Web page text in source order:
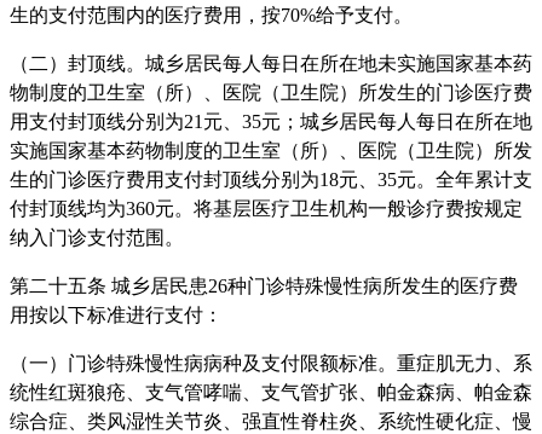
生的支付范围内的医疗费用，按70%给予支付。
（二）封顶线。城乡居民每人每日在所在地未实施国家基本药
物制度的卫生室（所）、医院（卫生院）所发生的门诊医疗费
用支付封顶线分别为21元、35元；城乡居民每人每日在所在地
实施国家基本药物制度的卫生室（所）、医院（卫生院）所发
生的门诊医疗费用支付封顶线分别为18元、35元。全年累计支
付封顶线均为360元。将基层医疗卫生机构一般诊疗费按规定
纳入门诊支付范围。
第二十五条 城乡居民患26种门诊特殊慢性病所发生的医疗费
用按以下标准进行支付：
（一）门诊特殊慢性病病种及支付限额标准。重症肌无力、系
统性红斑狼疮、支气管哮喘、支气管扩张、帕金森病、帕金森
综合症、类风湿性关节炎、强直性脊柱炎、系统性硬化症、慢